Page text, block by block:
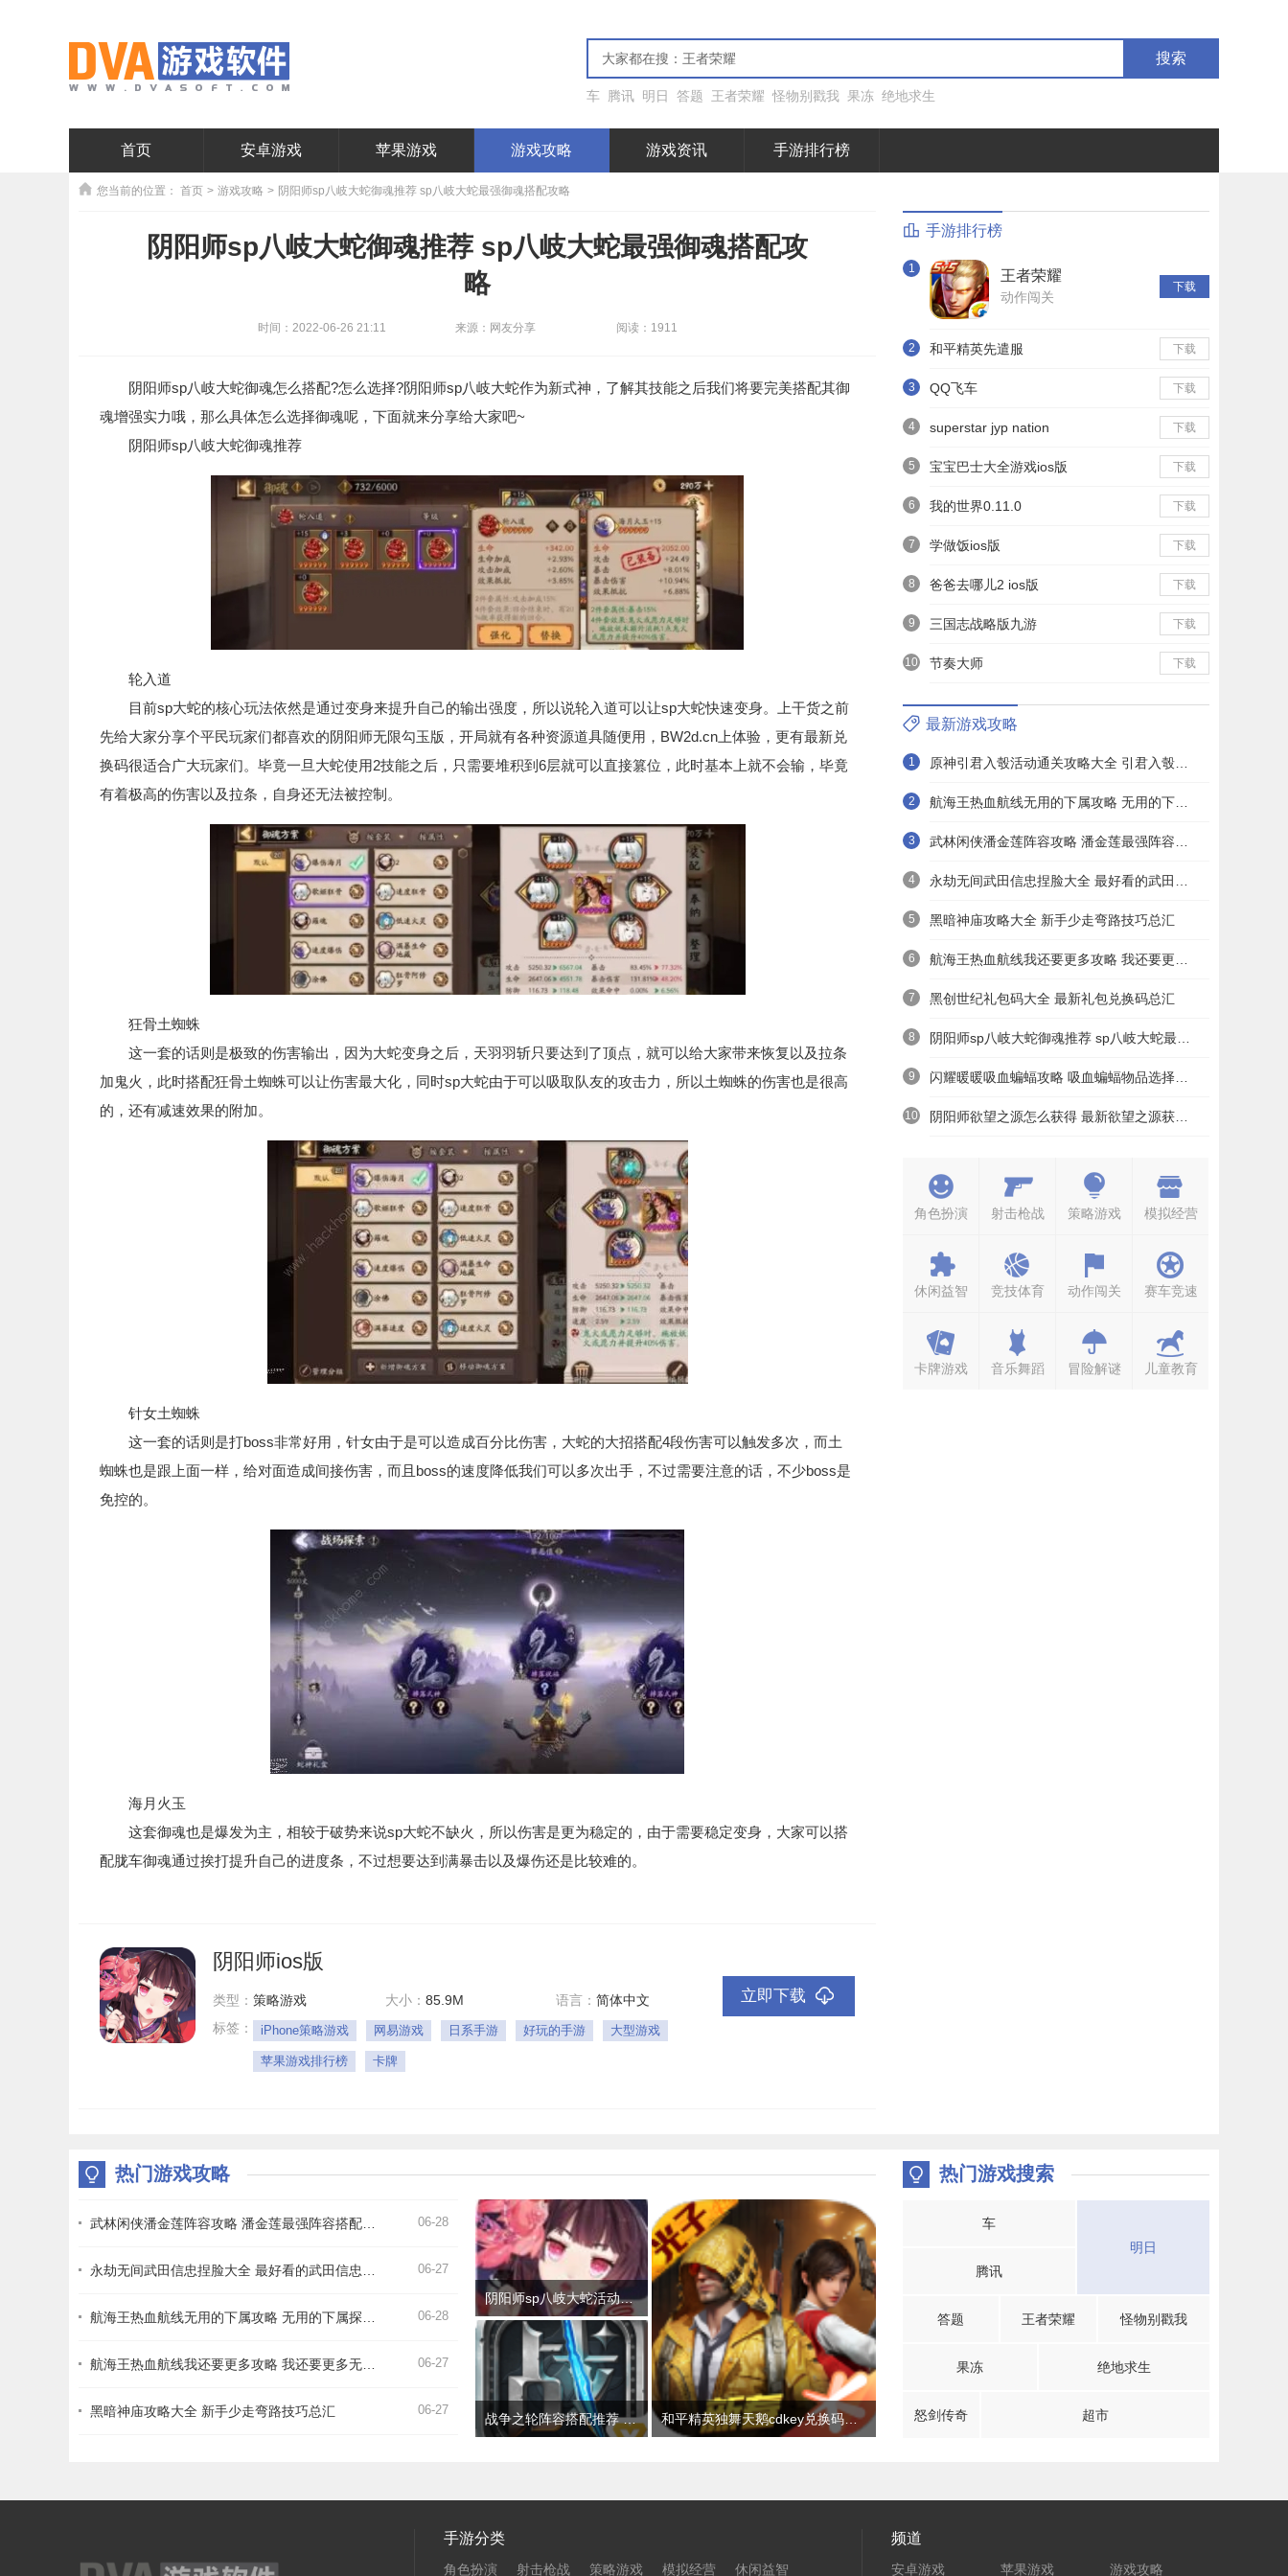
搜索
车 腾讯 明日 答题 王者荣耀 怪物别戳我 果冻 绝地求生
首页 安卓游戏 苹果游戏 游戏攻略 游戏资讯 手游排行榜
您当前的位置： 首页 > 游戏攻略 > 阴阳师sp八岐大蛇御魂推荐 sp八岐大蛇最强御魂搭配攻略
阴阳师sp八岐大蛇御魂推荐 sp八岐大蛇最强御魂搭配攻
略
时间：2022-06-26 21:11 来源：网友分享 阅读：1911
阴阳师sp八岐大蛇御魂怎么搭配?怎么选择?阴阳师sp八岐大蛇作为新式神，了解其技能之后我们将要完美搭配其御
魂增强实力哦，那么具体怎么选择御魂呢，下面就来分享给大家吧~
阴阳师sp八岐大蛇御魂推荐
轮入道
目前sp大蛇的核心玩法依然是通过变身来提升自己的输出强度，所以说轮入道可以让sp大蛇快速变身。上干货之前
先给大家分享个平民玩家们都喜欢的阴阳师无限勾玉版，开局就有各种资源道具随便用，BW2d.cn上体验，更有最新兑
换码很适合广大玩家们。毕竟一旦大蛇使用2技能之后，只需要堆积到6层就可以直接篡位，此时基本上就不会输，毕竟
有着极高的伤害以及拉条，自身还无法被控制。
狂骨土蜘蛛
这一套的话则是极致的伤害输出，因为大蛇变身之后，天羽羽斩只要达到了顶点，就可以给大家带来恢复以及拉条
加鬼火，此时搭配狂骨土蜘蛛可以让伤害最大化，同时sp大蛇由于可以吸取队友的攻击力，所以土蜘蛛的伤害也是很高
的，还有减速效果的附加。
针女土蜘蛛
这一套的话则是打boss非常好用，针女由于是可以造成百分比伤害，大蛇的大招搭配4段伤害可以触发多次，而土
蜘蛛也是跟上面一样，给对面造成间接伤害，而且boss的速度降低我们可以多次出手，不过需要注意的话，不少boss是
免控的。
海月火玉
这套御魂也是爆发为主，相较于破势来说sp大蛇不缺火，所以伤害是更为稳定的，由于需要稳定变身，大家可以搭
配胧车御魂通过挨打提升自己的进度条，不过想要达到满暴击以及爆伤还是比较难的。
阴阳师ios版
类型： 策略游戏 大小： 85.9M 语言： 简体中文
标签：
iPhone策略游戏 网易游戏 日系手游 好玩的手游 大型游戏
苹果游戏排行榜 卡牌
立即下载
手游排行榜
1 王者荣耀
动作闯关
下载
2 和平精英先遣服 下载
3 QQ飞车 下载
4 superstar jyp nation 下载
5 宝宝巴士大全游戏ios版 下载
6 我的世界0.11.0 下载
7 学做饭ios版 下载
8 爸爸去哪儿2 ios版 下载
9 三国志战略版九游 下载
10 节奏大师 下载
最新游戏攻略
1
2
3
4
5 黑暗神庙攻略大全 新手少走弯路技巧总汇
6
7 黑创世纪礼包码大全 最新礼包兑换码总汇
8
9
10
角色扮演 射击枪战 策略游戏 模拟经营
休闲益智 竞技体育 动作闯关 赛车竞速
卡牌游戏 音乐舞蹈 冒险解谜 儿童教育
热门游戏攻略
武林闲侠潘金莲阵容攻略 潘金莲最强阵容搭配推荐 06-28
永劫无间武田信忠捏脸大全 最好看的武田信忠捏脸数据一览 06-27
航海王热血航线无用的下属攻略 无用的下属探索通关打法详解 06-28
航海王热血航线我还要更多攻略 我还要更多无尽探索通关打法详解 06-27
黑暗神庙攻略大全 新手少走弯路技巧总汇 06-27
阴阳师sp八岐大蛇活动阵容推荐 2022神堕八岐大蛇活动通关攻略
战争之轮阵容搭配推荐 最强开局阵容组合攻略 和平精英独舞天鹅cdkey兑换码领取免费2022 吃鸡独舞天鹅cdk兑换码最新汇总
热门游戏搜索
车
腾讯
明日
答题 王者荣耀 怪物别戳我
果冻 绝地求生
怒剑传奇 超市
手游分类
角色扮演 射击枪战 策略游戏 模拟经营 休闲益智
频道
安卓游戏 苹果游戏 游戏攻略